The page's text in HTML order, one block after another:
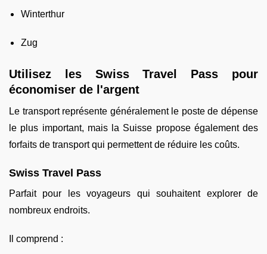
Winterthur
Zug
Utilisez les Swiss Travel Pass pour
économiser de l'argent
Le transport représente généralement le poste de dépense
le plus important, mais la Suisse propose également des
forfaits de transport qui permettent de réduire les coûts.
Swiss Travel Pass
Parfait pour les voyageurs qui souhaitent explorer de
nombreux endroits.
Il comprend :